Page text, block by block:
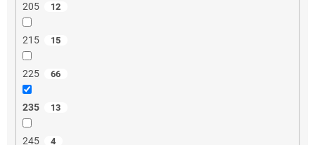
205 12
215 15
225 66
235 13
245 4